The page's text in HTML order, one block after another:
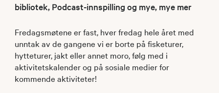
bibliotek, Podcast-innspilling og mye, mye mer
Fredagsmøtene er fast, hver fredag hele året med
unntak av de gangene vi er borte på fisketurer,
hytteturer, jakt eller annet moro, følg med i
aktivitetskalender og på sosiale medier for
kommende aktiviteter!